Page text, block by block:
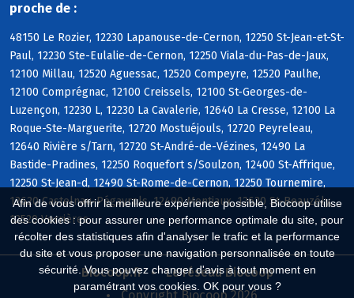
Afin de vous offrir la meilleure expérience possible, Biocoop utilise
des cookies : pour assurer une performance optimale du site, pour
récolter des statistiques afin d'analyser le trafic et la performance
du site et vous proposer une navigation personnalisée en toute
sécurité. Vous pouvez changer d'avis à tout moment en
paramétrant vos cookies. OK pour vous ?
proche de :
48150 Le Rozier, 12230 Lapanouse-de-Cernon, 12250 St-Jean-et-St-
Paul, 12230 Ste-Eulalie-de-Cernon, 12250 Viala-du-Pas-de-Jaux,
12100 Millau, 12520 Aguessac, 12520 Compeyre, 12520 Paulhe,
12100 Comprégnac, 12100 Creissels, 12100 St-Georges-de-
Luzençon, 12230 L, 12230 La Cavalerie, 12640 La Cresse, 12100 La
Roque-Ste-Marguerite, 12720 Mostuéjouls, 12720 Peyreleau,
12640 Rivière s/Tarn, 12720 St-André-de-Vézines, 12490 La
Bastide-Pradines, 12250 Roquefort s/Soulzon, 12400 St-Affrique,
12250 St-Jean-d, 12490 St-Rome-de-Cernon, 12250 Tournemire,
12620 Castelnau-Pégayrols, 12490 Montjaux, 12620 St-Beauzély,
12520 Verrières
Biocoop.fr
Le réseau Biocoop